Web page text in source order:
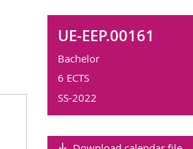
UE-EEP.00161
Bachelor
6 ECTS
SS-2022